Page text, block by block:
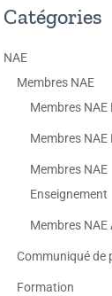
Catégories
NAE
Membres NAE
Membres NAE
Membres NAE
Membres NAE
Enseignement
Membres NAE
Communiqué de
Formation